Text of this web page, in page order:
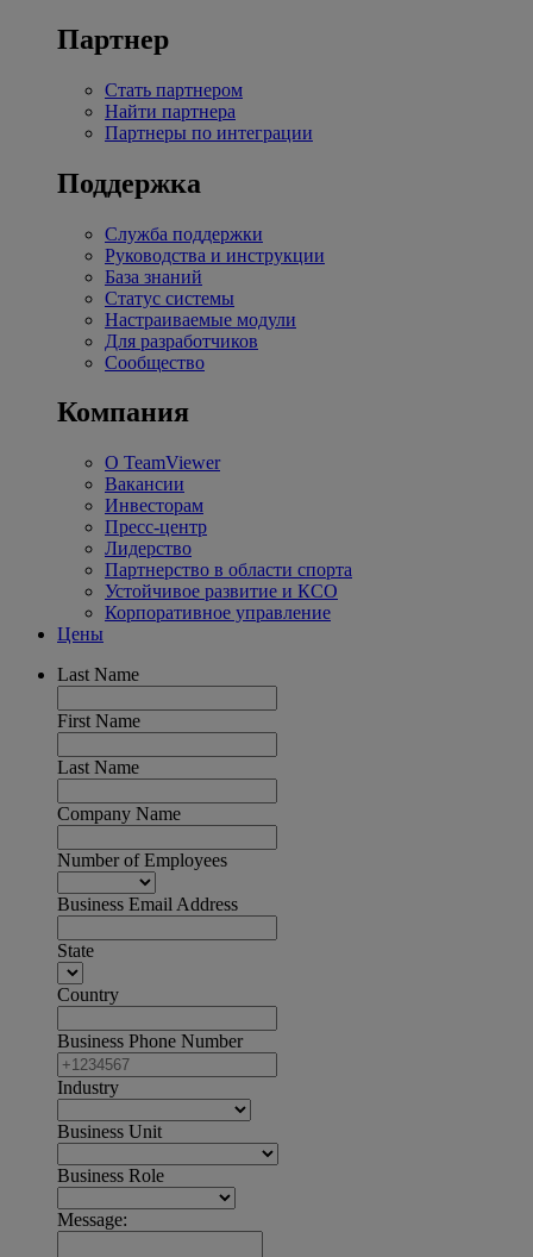
Партнер
Стать партнером
Найти партнера
Партнеры по интеграции
Поддержка
Служба поддержки
Руководства и инструкции
База знаний
Статус системы
Настраиваемые модули
Для разработчиков
Сообщество
Компания
О TeamViewer
Вакансии
Инвесторам
Пресс-центр
Лидерство
Партнерство в области спорта
Устойчивое развитие и КСО
Корпоративное управление
Цены
Last Name
First Name
Last Name
Company Name
Number of Employees
Business Email Address
State
Country
Business Phone Number
Industry
Business Unit
Business Role
Message: